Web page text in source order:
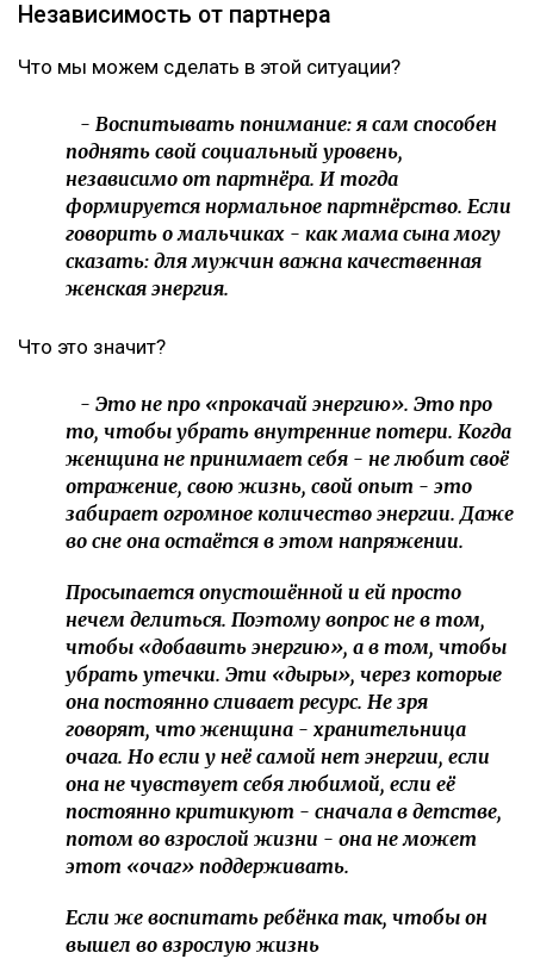
Независимость от партнера
Что мы можем сделать в этой ситуации?
- Воспитывать понимание: я сам способен
поднять свой социальный уровень,
независимо от партнёра. И тогда
формируется нормальное партнёрство. Если
говорить о мальчиках - как мама сына могу
сказать: для мужчин важна качественная
женская энергия.
Что это значит?
- Это не про «прокачай энергию». Это про
то, чтобы убрать внутренние потери. Когда
женщина не принимает себя - не любит своё
отражение, свою жизнь, свой опыт - это
забирает огромное количество энергии. Даже
во сне она остаётся в этом напряжении.
Просыпается опустошённой и ей просто
нечем делиться. Поэтому вопрос не в том,
чтобы «добавить энергию», а в том, чтобы
убрать утечки. Эти «дыры», через которые
она постоянно сливает ресурс. Не зря
говорят, что женщина - хранительница
очага. Но если у неё самой нет энергии, если
она не чувствует себя любимой, если её
постоянно критикуют - сначала в детстве,
потом во взрослой жизни - она не может
этот «очаг» поддерживать.
Если же воспитать ребёнка так, чтобы он
вышел во взрослую жизнь